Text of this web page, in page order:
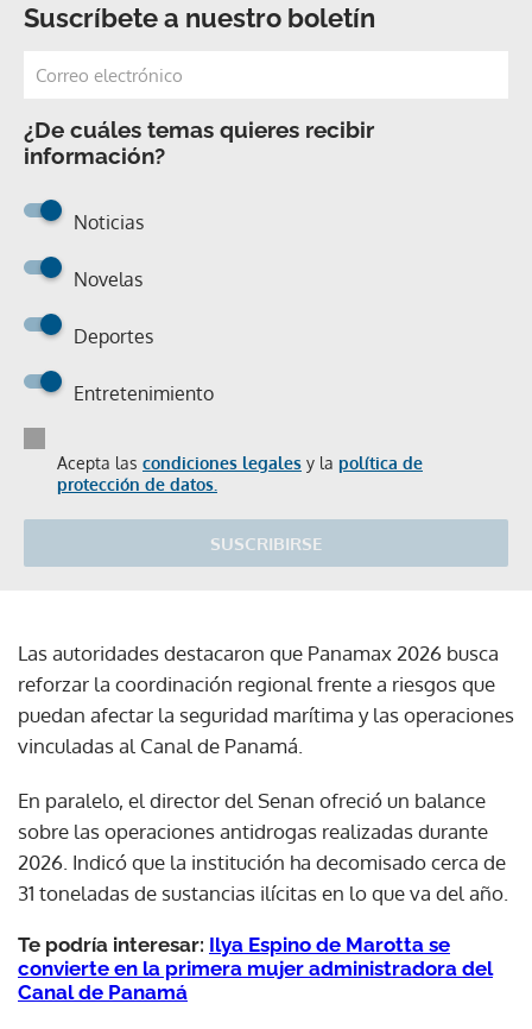
Suscríbete a nuestro boletín
¿De cuáles temas quieres recibir
información?
Noticias
Novelas
Deportes
Entretenimiento
Acepta las condiciones legales y la política de
protección de datos.
SUSCRIBIRSE
Las autoridades destacaron que Panamax 2026 busca
reforzar la coordinación regional frente a riesgos que
puedan afectar la seguridad marítima y las operaciones
vinculadas al Canal de Panamá.
En paralelo, el director del Senan ofreció un balance
sobre las operaciones antidrogas realizadas durante
2026. Indicó que la institución ha decomisado cerca de
31 toneladas de sustancias ilícitas en lo que va del año.
Te podría interesar: Ilya Espino de Marotta se
convierte en la primera mujer administradora del
Canal de Panamá